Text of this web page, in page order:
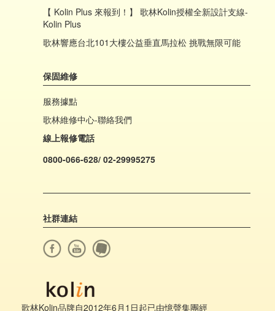
【 Kolin Plus 來報到！】 歌林Kolin授權全新設計支線-
Kolin Plus
歌林響應台北101大樓公益垂直馬拉松 挑戰無限可能
保固維修
服務據點
歌林維修中心-聯絡我們
線上報修電話
0800-066-628/ 02-29995275
社群連結
歌林Kolin品牌自2012年6月1日起已由憶聲集團經